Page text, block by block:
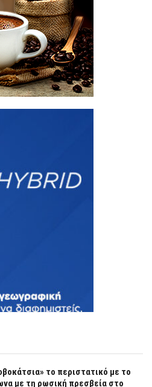
το περιστατικό με το
με τη ρωσική πρεσβεία στο